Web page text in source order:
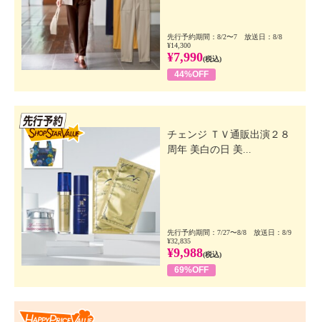
先行予約期間：8/2〜7 放送日：8/8
¥14,300
¥7,990(税込)
44%OFF
チェンジ ＴＶ通販出演２８
周年 美白の日 美...
先行予約期間：7/27〜8/8 放送日：8/9
¥32,835
¥9,988(税込)
69%OFF